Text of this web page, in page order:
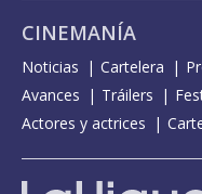
CINEMANÍA
Noticias Cartelera
Avances
Tráilers
Actores y actrices